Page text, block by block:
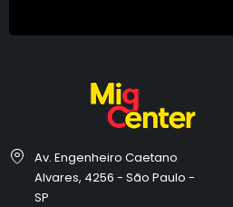
Av. Engenheiro Caetano
Alvares, 4256 - São Paulo -
SP